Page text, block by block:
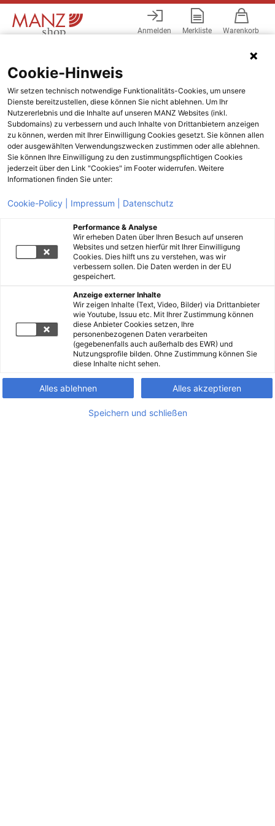
Anmelden Merkliste Warenkorb
Cookie-Hinweis
Wir setzen technisch notwendige Funktionalitäts-Cookies, um unsere
Dienste bereitzustellen, diese können Sie nicht ablehnen. Um Ihr
Nutzererlebnis und die Inhalte auf unseren MANZ Websites (inkl.
Subdomains) zu verbessern und auch Inhalte von Drittanbietern anzeigen
zu können, werden mit Ihrer Einwilligung Cookies gesetzt. Sie können allen
oder ausgewählten Verwendungszwecken zustimmen oder alle ablehnen.
Sie können Ihre Einwilligung zu den zustimmungspflichtigen Cookies
jederzeit über den Link "Cookies" im Footer widerrufen. Weitere
Informationen finden Sie unter:
Cookie-Policy | Impressum | Datenschutz
Performance & Analyse
Wir erheben Daten über Ihren Besuch auf unseren
Websites und setzen hierfür mit Ihrer Einwilligung
Cookies. Dies hilft uns zu verstehen, was wir
verbessern sollen. Die Daten werden in der EU
gespeichert.
Anzeige externer Inhalte
Wir zeigen Inhalte (Text, Video, Bilder) via Drittanbieter
wie Youtube, Issuu etc. Mit Ihrer Zustimmung können
diese Anbieter Cookies setzen, Ihre
personenbezogenen Daten verarbeiten
(gegebenenfalls auch außerhalb des EWR) und
Nutzungsprofile bilden. Ohne Zustimmung können Sie
diese Inhalte nicht sehen.
Alles ablehnen Alles akzeptieren
Speichern und schließen